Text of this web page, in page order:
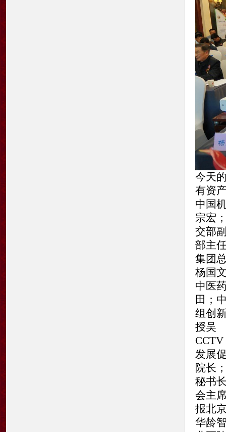
今天
有资
中国
宗宏
交部
部主
集团
杨国
中医
田；
组创
授吴
发展
院长
秘书
会主
报北
华龄